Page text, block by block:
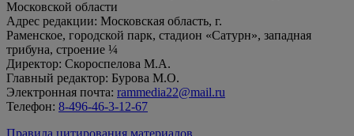
Московской области
Адрес редакции: Московская область, г.
Раменское, городской парк, стадион «Сатурн», западная
трибуна, строение ¼
Директор: Скороспелова М.А.
Главный редактор: Бурова М.О.
Электронная почта: rammedia22@mail.ru
Телефон: 8-496-46-3-12-67